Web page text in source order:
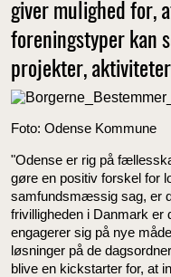
giver mulighed for,
foreningstyper kan
projekter,
Foto: Odense Kommune
"Odense er rig på
gøre en positiv forskel for
samfundsmæssig sag, er
frivilligheden i Danmark er
engagerer sig på nye
løsninger på de
blive en kickstarter for, at